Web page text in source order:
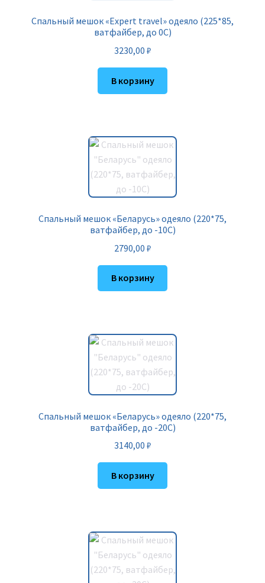
Спальный мешок «Expert travel» одеяло (225*85,
ватфайбер, до 0С)
3230,00 ₽
В корзину
Спальный мешок «Беларусь» одеяло (220*75,
ватфайбер, до -10С)
2790,00 ₽
В корзину
Спальный мешок «Беларусь» одеяло (220*75,
ватфайбер, до -20С)
3140,00 ₽
В корзину